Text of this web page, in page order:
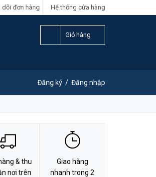
Hệ thống cửa hàng
dõi đơn hàng
Giỏ hàng
Đăng ký / Đăng nhập
LIÊN HỆ ĐẶT HÀNG
& thu
nơi trên
Giao hàng
nhanh trong 2